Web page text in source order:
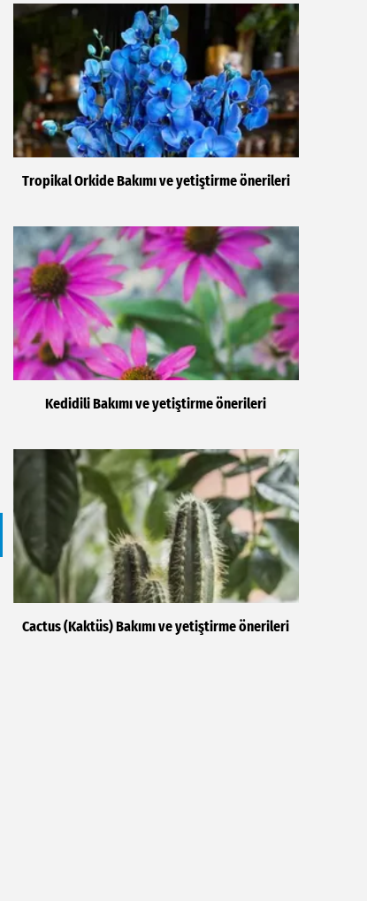
Tropikal Orkide Bakımı ve yetiştirme önerileri
Kedidili Bakımı ve yetiştirme önerileri
Cactus (Kaktüs) Bakımı ve yetiştirme önerileri